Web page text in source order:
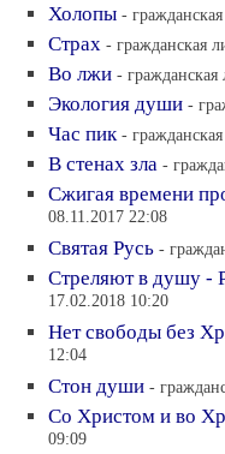
Холопы -
Страх - гражданская
Во лжи - гражданская
Экология души -
Час пик -
В стенах зла -
Сжигая времени
08.11.2017 22:08
Святая Русь -
Стреляют в душу -
17.02.2018 10:20
Нет свободы без
12:04
Стон души -
Со Христом и во
09:09